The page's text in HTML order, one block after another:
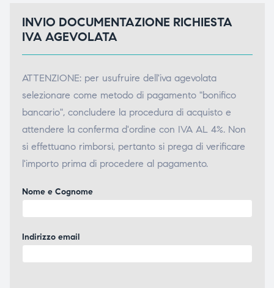
INVIO DOCUMENTAZIONE RICHIESTA
IVA AGEVOLATA
ATTENZIONE: per usufruire dell'iva agevolata
selezionare come metodo di pagamento "bonifico
bancario", concludere la procedura di acquisto e
attendere la conferma d'ordine con IVA AL 4%. Non
si effettuano rimborsi, pertanto si prega di verificare
l'importo prima di procedere al pagamento.
Nome e Cognome
Indirizzo email